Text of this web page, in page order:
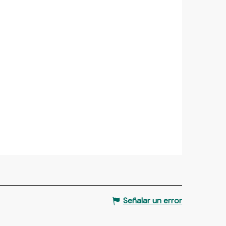
Señalar un error